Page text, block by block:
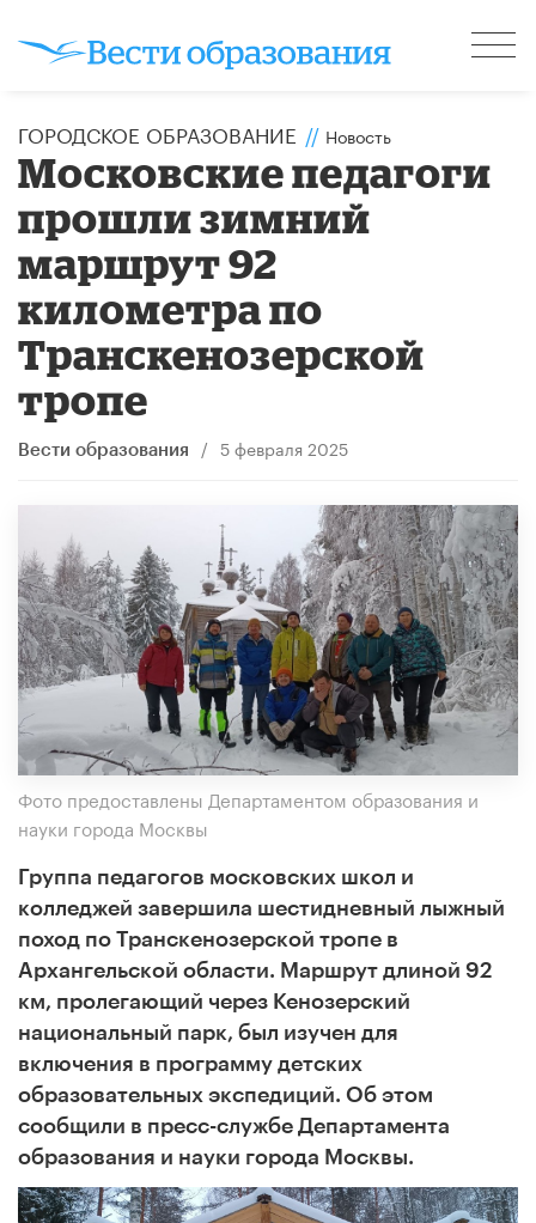
ГОРОДСКОЕ ОБРАЗОВАНИЕ // Новость
Московские педагоги
прошли зимний
маршрут 92
километра по
Транскенозерской
тропе
Вести образования / 5 февраля 2025
Фото предоставлены Департаментом образования и
науки города Москвы
Группа педагогов московских школ и
колледжей завершила шестидневный лыжный
поход по Транскенозерской тропе в
Архангельской области. Маршрут длиной 92
км, пролегающий через Кенозерский
национальный парк, был изучен для
включения в программу детских
образовательных экспедиций. Об этом
сообщили в пресс-службе Департамента
образования и науки города Москвы.